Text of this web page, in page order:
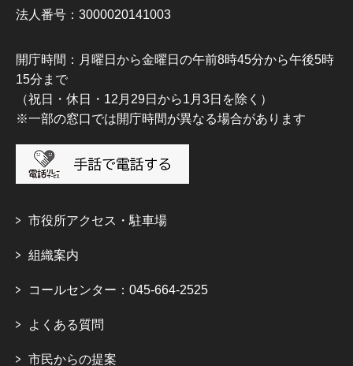
法人番号：3000020141003
開庁時間：月曜日から金曜日の午前8時45分から午後5時
15分まで
（祝日・休日・12月29日から1月3日を除く）
※一部の窓口では開庁時間が異なる場合があります
市役所アクセス・駐車場
組織案内
コールセンター：045-664-2525
よくある質問
市民からの提案